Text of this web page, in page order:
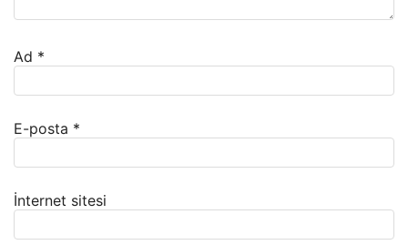
Ad *
E-posta *
İnternet sitesi